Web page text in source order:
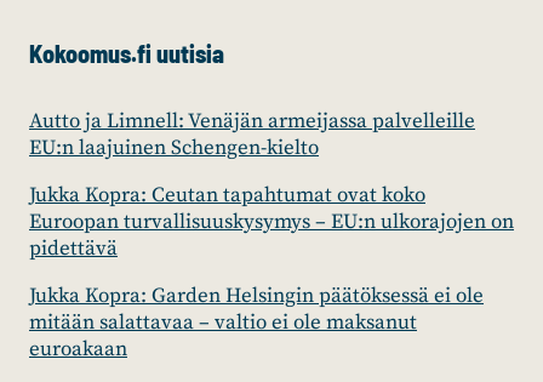
Kokoomus.fi uutisia
Autto ja Limnell: Venäjän armeijassa palvelleille
EU:n laajuinen Schengen-kielto
Jukka Kopra: Ceutan tapahtumat ovat koko
Euroopan turvallisuuskysymys – EU:n ulkorajojen on
pidettävä
Jukka Kopra: Garden Helsingin päätöksessä ei ole
mitään salattavaa – valtio ei ole maksanut
euroakaan